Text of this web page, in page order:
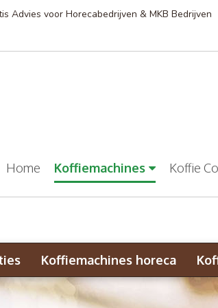
Advies voor Horecabedrijven & MKB Bedrijven
Home Koffiemachines Koffie
Koffiemachines horeca